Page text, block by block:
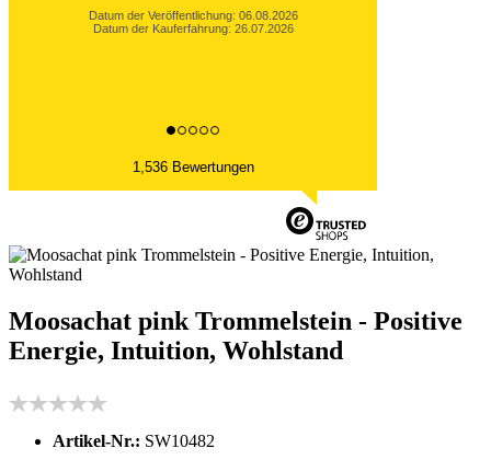
Datum der Veröffentlichung: 06.08.2026
Datum der Kauferfahrung: 27.07.2026
1,536 Bewertungen
Moosachat pink Trommelstein - Positive
Energie, Intuition, Wohlstand
Artikel-Nr.: SW10482